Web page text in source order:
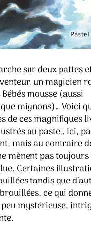
sur deux pattes
un magicien
mousse (aussi
mignons)… Voici
de ces magnifiques
au pastel. Ici,
mais au contraire
mènent pas toujours
Certaines
tandis que
ce qui
mystérieuse,